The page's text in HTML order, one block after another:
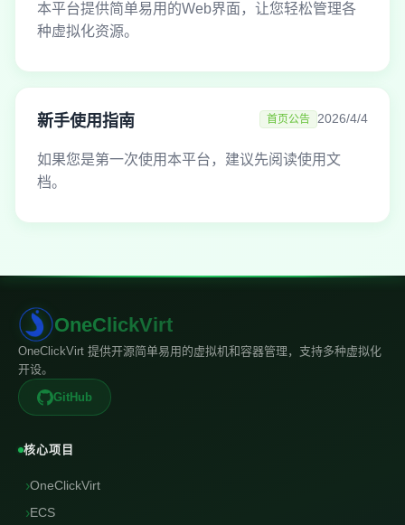
本平台提供简单易用的Web界面，让您轻松管理各
种虚拟化资源。
新手使用指南 首页公告 2026/4/4
如果您是第一次使用本平台，建议先阅读使用文
档。
OneClickVirt
OneClickVirt 提供开源简单易用的虚拟机和容器管理，支持多种虚拟化
开设。
GitHub
核心项目
›OneClickVirt
›ECS